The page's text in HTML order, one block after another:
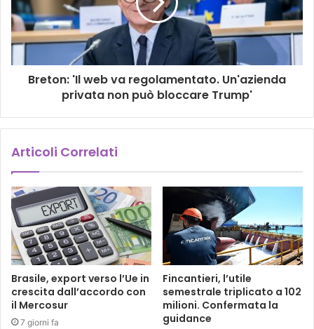
Breton: 'Il web va regolamentato. Un'azienda
privata non può bloccare Trump'
Articoli Correlati
Brasile, export verso l’Ue in
crescita dall’accordo con
il Mercosur
7 giorni fa
Fincantieri, l’utile
semestrale triplicato a 102
milioni. Confermata la
guidance